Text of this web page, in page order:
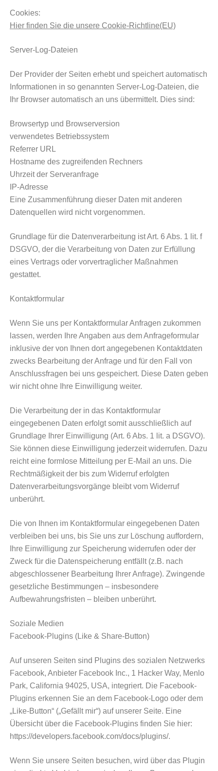
Cookies:
Hier finden Sie die unsere Cookie-Richtline(EU)
Server-Log-Dateien
Der Provider der Seiten erhebt und speichert automatisch
Informationen in so genannten Server-Log-Dateien, die
Ihr Browser automatisch an uns übermittelt. Dies sind:
Browsertyp und Browserversion
verwendetes Betriebssystem
Referrer URL
Hostname des zugreifenden Rechners
Uhrzeit der Serveranfrage
IP-Adresse
Eine Zusammenführung dieser Daten mit anderen
Datenquellen wird nicht vorgenommen.
Grundlage für die Datenverarbeitung ist Art. 6 Abs. 1 lit. f
DSGVO, der die Verarbeitung von Daten zur Erfüllung
eines Vertrags oder vorvertraglicher Maßnahmen
gestattet.
Kontaktformular
Wenn Sie uns per Kontaktformular Anfragen zukommen
lassen, werden Ihre Angaben aus dem Anfrageformular
inklusive der von Ihnen dort angegebenen Kontaktdaten
zwecks Bearbeitung der Anfrage und für den Fall von
Anschlussfragen bei uns gespeichert. Diese Daten geben
wir nicht ohne Ihre Einwilligung weiter.
Die Verarbeitung der in das Kontaktformular
eingegebenen Daten erfolgt somit ausschließlich auf
Grundlage Ihrer Einwilligung (Art. 6 Abs. 1 lit. a DSGVO).
Sie können diese Einwilligung jederzeit widerrufen. Dazu
reicht eine formlose Mitteilung per E-Mail an uns. Die
Rechtmäßigkeit der bis zum Widerruf erfolgten
Datenverarbeitungsvorgänge bleibt vom Widerruf
unberührt.
Die von Ihnen im Kontaktformular eingegebenen Daten
verbleiben bei uns, bis Sie uns zur Löschung auffordern,
Ihre Einwilligung zur Speicherung widerrufen oder der
Zweck für die Datenspeicherung entfällt (z.B. nach
abgeschlossener Bearbeitung Ihrer Anfrage). Zwingende
gesetzliche Bestimmungen – insbesondere
Aufbewahrungsfristen – bleiben unberührt.
Soziale Medien
Facebook-Plugins (Like & Share-Button)
Auf unseren Seiten sind Plugins des sozialen Netzwerks
Facebook, Anbieter Facebook Inc., 1 Hacker Way, Menlo
Park, California 94025, USA, integriert. Die Facebook-
Plugins erkennen Sie an dem Facebook-Logo oder dem
„Like-Button“ („Gefällt mir“) auf unserer Seite. Eine
Übersicht über die Facebook-Plugins finden Sie hier:
https://developers.facebook.com/docs/plugins/.
Wenn Sie unsere Seiten besuchen, wird über das Plugin